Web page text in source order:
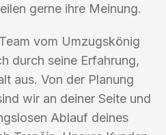
gerne ihre Meinung.
vom Umzugskönig
durch seine Erfahrung,
aus. Von der Planung
wir an deiner Seite und
Ablauf deines